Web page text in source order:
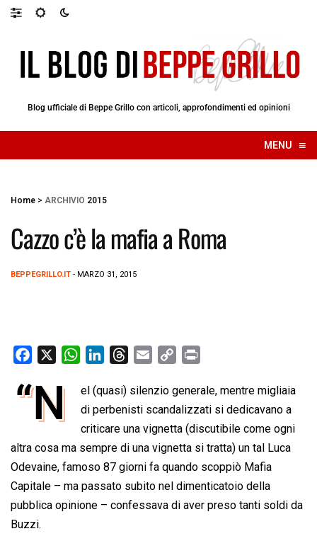
Blog ufficiale di Beppe Grillo con articoli, approfondimenti ed opinioni
MENU ≡
☰
Home > ARCHIVIO 2015
Cazzo c’è la mafia a Roma
BEPPEGRILLO.IT - MARZO 31, 2015
c
o
o
k
W
a
t
s
A
p
p
n
k
e
d
I
n
r
e
a
d
s
a
i
l
p
y
L
i
n
k
i
n
t
“N
el (quasi) silenzio generale, mentre migliaia
di perbenisti scandalizzati si dedicavano a
criticare una vignetta (discutibile come ogni
altra cosa ma sempre di una vignetta si tratta) un tal Luca
Odevaine, famoso 87 giorni fa quando scoppiò Mafia
Capitale – ma passato subito nel dimenticatoio della
pubblica opinione – confessava di aver preso tanti soldi da
Buzzi.